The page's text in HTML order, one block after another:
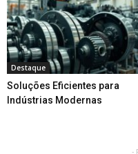
Destaque
Soluções Eficientes para
Indústrias Modernas
-